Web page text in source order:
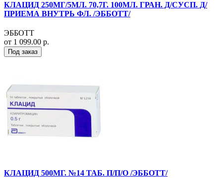
КЛАЦИД 250МГ/5МЛ. 70,7Г. 100МЛ. ГРАН. Д/СУСП. Д/
ПРИЕМА ВНУТРЬ ФЛ. /ЭББОТТ/
ЭББОТТ
от 1 099.00 р.
Под заказ
КЛАЦИД 500МГ. №14 ТАБ. П/П/О /ЭББОТТ/